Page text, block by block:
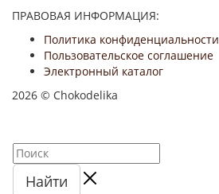
ПРАВОВАЯ ИНФОРМАЦИЯ:
Политика конфиденциальности
Пользовательское соглашение
Электронный каталог
2026 © Chokodelika
Найти